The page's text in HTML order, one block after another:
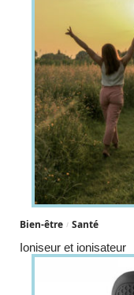
Bien-être
Santé
Ioniseur et ionisateur